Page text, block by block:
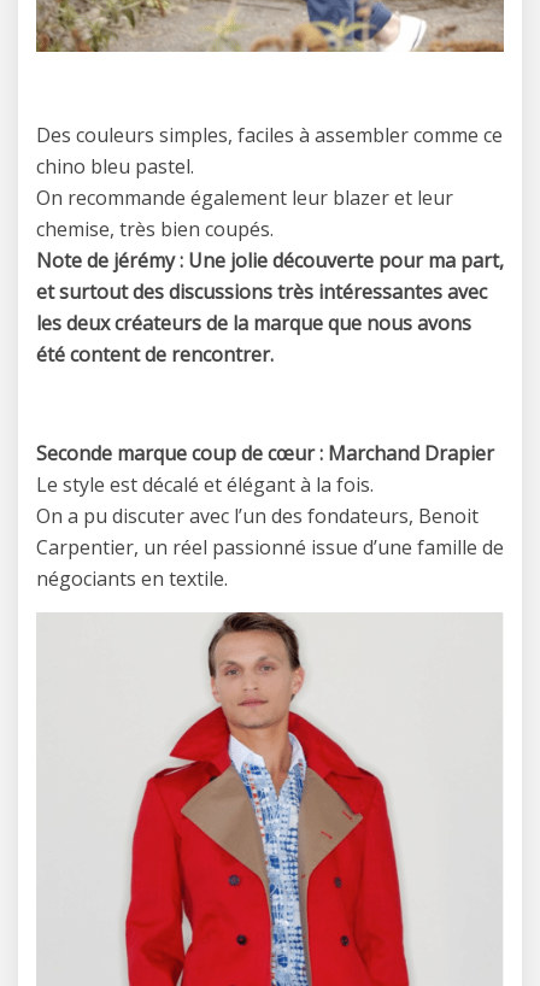
Des couleurs simples, faciles à assembler comme ce
chino bleu pastel.
On recommande également leur blazer et leur
chemise, très bien coupés.
Note de jérémy : Une jolie découverte pour ma part,
et surtout des discussions très intéressantes avec
les deux créateurs de la marque que nous avons
été content de rencontrer.
Seconde marque coup de cœur : Marchand Drapier
Le style est décalé et élégant à la fois.
On a pu discuter avec l’un des fondateurs, Benoit
Carpentier, un réel passionné issue d’une famille de
négociants en textile.